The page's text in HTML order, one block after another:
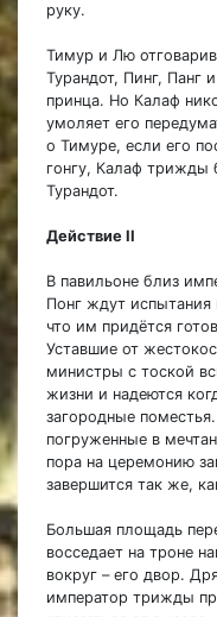
руку.
Тимур и Лю
Турандот, Пинг, Панг
принца. Но Калаф
умоляет его
о Тимуре, если его
гонгу, Калаф трижды
Турандот.
Действие II
В павильоне близ
Понг ждут испытания
что им придётся
Уставшие от
министры с тоской
жизни и надеются
загородные
погруженные в
пора на церемонию
завершится так же,
Большая площадь
восседает на троне
вокруг – его двор.
император трижды